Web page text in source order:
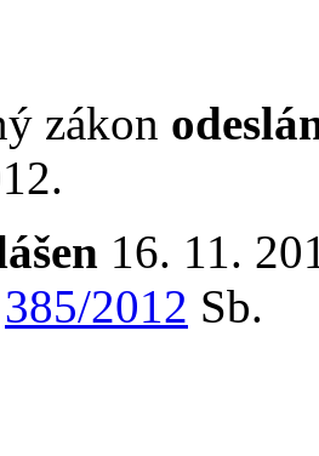
zákon
16. 11.
385/2012 Sb.